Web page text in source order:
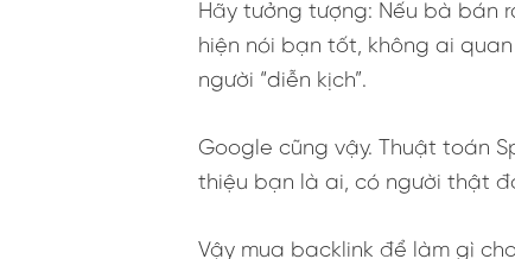
Hãy tưởng tượng: Nếu bà bán
hiện nói bạn tốt, không ai
người “diễn kịch”.
Google cũng vậy. Thuật toán
thiệu bạn là ai, có người thật
Vậy mua backlink để làm gì